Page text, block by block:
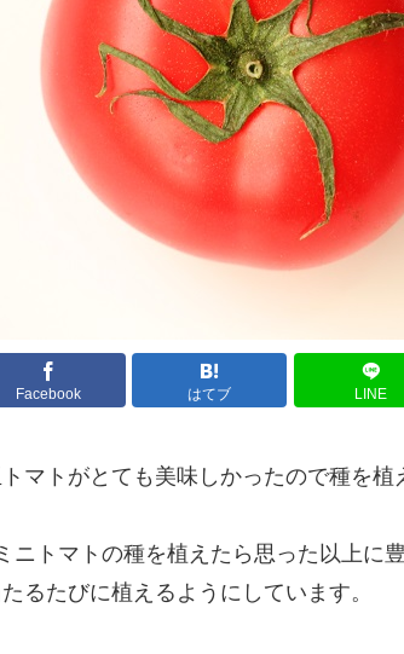
Facebook はてブ LINE
マトがとても美味しかったので種を植
ニトマトの種を植えたら思った以上に
るたびに植えるようにしています。